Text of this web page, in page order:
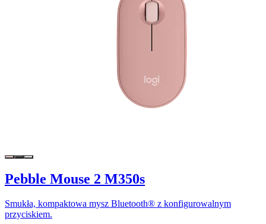
Pebble Mouse 2 M350s
Smukła, kompaktowa mysz Bluetooth® z konfigurowalnym
przyciskiem.